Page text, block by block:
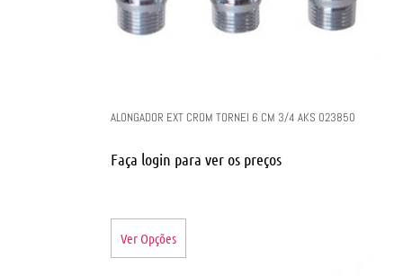
ALONGADOR EXT CROM TORNEI 6 CM 3/4 AKS 023850
Faça login para ver os preços
Ver Opções